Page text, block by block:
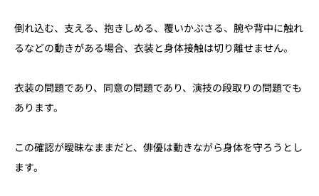
倒れ込む、支える、抱きしめる、覆いかぶさる、腕や背中に触れ
るなどの動きがある場合、衣装と身体接触は切り離せません。
衣装の問題であり、同意の問題であり、演技の段取りの問題でも
あります。
この確認が曖昧なままだと、俳優は動きながら身体を守ろうとし
ます。